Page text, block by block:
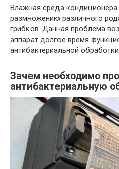
Влажная среда кондиционера
размножению различного
грибков. Данная проблема
аппарат долгое время
антибактериальной обработки.
Зачем необходимо
антибактериальную